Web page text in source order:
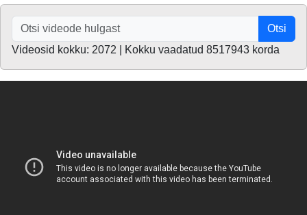
Otsi
Videosid kokku: 2072 | Kokku vaadatud 8517943 korda